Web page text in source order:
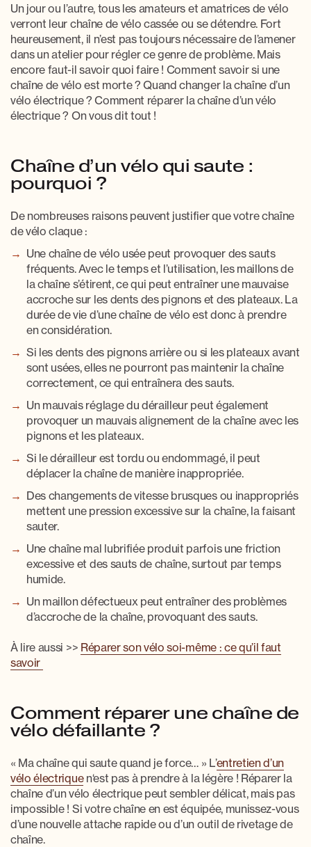
Un jour ou l’autre, tous les amateurs et amatrices de vélo
verront leur chaîne de vélo cassée ou se détendre. Fort
heureusement, il n’est pas toujours nécessaire de l’amener
dans un atelier pour régler ce genre de problème. Mais
encore faut-il savoir quoi faire ! Commentsavoir si une
chaîne de vélo est morte? Quandchanger la chaîne d’un
vélo électrique? Comment réparer la chaîne d’un vélo
électrique? On vous dit tout !
Chaîne d’un vélo qui saute :
pourquoi ?
De nombreuses raisons peuvent justifier que votrechaîne
de vélo claque:
Une chaîne de vélo uséepeut provoquer des sauts
fréquents. Avec le temps et l’utilisation, les maillons de
la chaîne s’étirent, ce qui peut entraîner une mauvaise
accroche sur les dents des pignons et des plateaux. La
durée de vie d’une chaîne de vélo est donc à prendre
en considération.
Si les dents des pignons arrièreou si les plateaux avant
sont usées, elles ne pourront pas maintenir la chaîne
correctement, ce qui entraînera des sauts.
Un mauvais réglage du dérailleurpeut également
provoquer un mauvais alignement de la chaîne avec les
pignons et les plateaux.
Si ledérailleur esttordu ou endommagé, il peut
déplacer la chaîne de manière inappropriée.
Des changements de vitesse brusquesou inappropriés
mettent une pression excessive sur la chaîne, la faisant
sauter.
Une chaîne mal lubrifiée produit parfois une friction
excessive et des sauts de chaîne, surtout par temps
humide.
Un maillon défectueux peut entraîner des problèmes
d’accroche de la chaîne, provoquant des sauts.
À lire aussi >> Réparer son vélo soi-même : ce qu’il faut
savoir
Comment réparer une chaîne de
vélo défaillante ?
« Ma chaîne qui saute quand je force… » L’entretien d’un
vélo électriquen‘est pas à prendre à la légère ! Réparer la
chaîne d’un vélo électriquepeut sembler délicat, mais pas
impossible ! Si votre chaîne en est équipée, munissez-vous
d’une nouvelle attache rapide ou d’un outil de rivetage de
chaîne.